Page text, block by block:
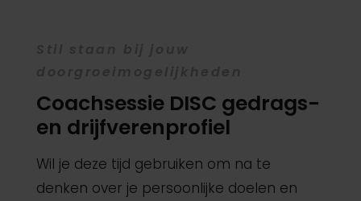
Coachsessie DISC gedrags-
en drijfverenprofiel
Wil je deze tijd gebruiken om na te
denken over je persoonlijke doelen en